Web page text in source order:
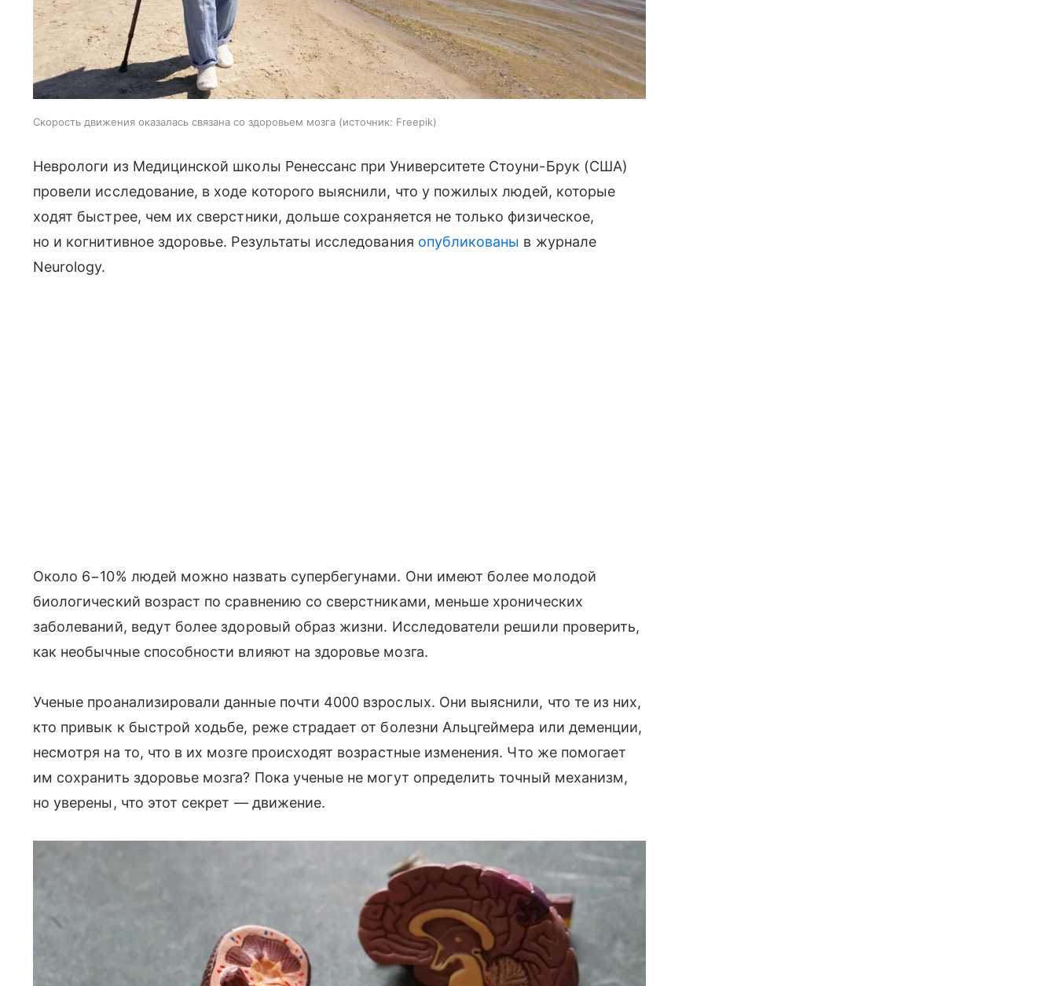
Скорость движения оказалась связана со здоровьем мозга источник: Freepik
Неврологи из Медицинской школы Ренессанс при Университете Стоуни-Брук (США)
провели исследование, в ходе которого выяснили, что у пожилых людей, которые
ходят быстрее, чем их сверстники, дольше сохраняется не только физическое,
но и когнитивное здоровье. Результаты исследования опубликованы в журнале
Neurology.
Около 6−10% людей можно назвать супербегунами. Они имеют более молодой
биологический возраст по сравнению со сверстниками, меньше хронических
заболеваний, ведут более здоровый образ жизни. Исследователи решили проверить,
как необычные способности влияют на здоровье мозга.
Ученые проанализировали данные почти 4000 взрослых. Они выяснили, что те из них,
кто привык к быстрой ходьбе, реже страдает от болезни Альцгеймера или деменции,
несмотря на то, что в их мозге происходят возрастные изменения. Что же помогает
им сохранить здоровье мозга? Пока ученые не могут определить точный механизм,
но уверены, что этот секрет — движение.